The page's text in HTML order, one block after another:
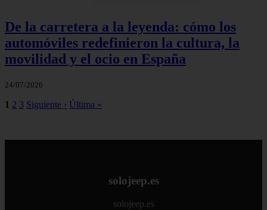
De la carretera a la leyenda: cómo los
automóviles redefinieron la cultura, la
movilidad y el ocio en España
24/07/2026
1 2 3 Siguiente › Última »
solojeep.es
solojeep.es